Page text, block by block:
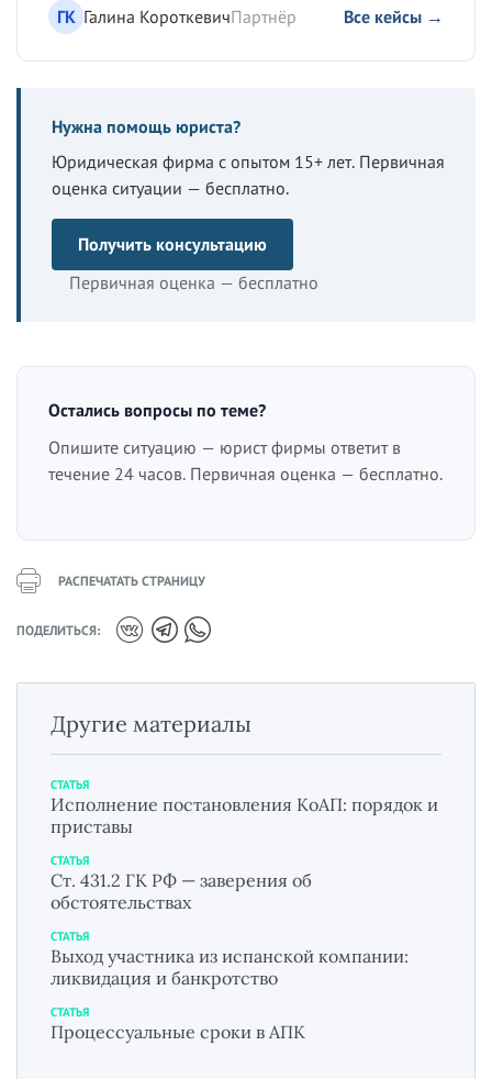
ГК Галина КороткевичПартнёр Все кейсы →
Нужна помощь юриста?
Юридическая фирма с опытом 15+ лет. Первичная
оценка ситуации — бесплатно.
Получить консультацию
Первичная оценка — бесплатно
Остались вопросы по теме?
Опишите ситуацию — юрист фирмы ответит в
течение 24 часов. Первичная оценка — бесплатно.
РАСПЕЧАТАТЬ СТРАНИЦУ
ПОДЕЛИТЬСЯ:
Другие материалы
СТАТЬЯ
Исполнение постановления КоАП: порядок и
приставы
СТАТЬЯ
Ст. 431.2 ГК РФ — заверения об
обстоятельствах
СТАТЬЯ
Выход участника из испанской компании:
ликвидация и банкротство
СТАТЬЯ
Процессуальные сроки в АПК